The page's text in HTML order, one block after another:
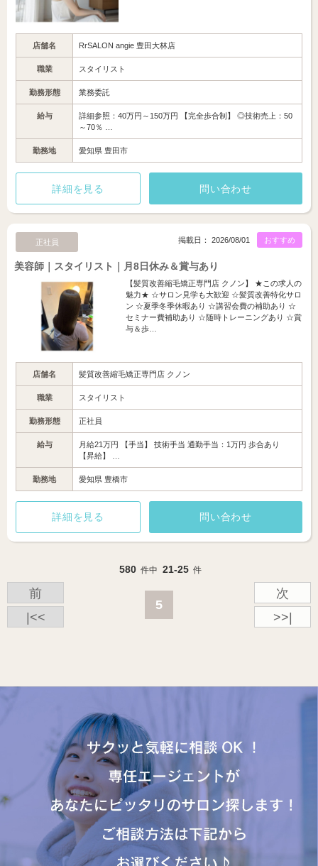
店舗名 RrSALON angie 豊田大林店
職業 スタイリスト
勤務形態 業務委託
給与
詳細参照：40万円～150万円 【完全歩合制】 ◎技術売上：50
～70％ …
勤務地 愛知県 豊田市
詳細を見る 問い合わせ
正社員 おすすめ
掲載日： 2026/08/01
美容師｜スタイリスト｜月8日休み＆賞与あり
【髪質改善縮毛矯正専門店 クノン】 ★この求人の
魅力★ ☆サロン見学も大歓迎 ☆髪質改善特化サロ
ン ☆夏季冬季休暇あり ☆講習会費の補助あり ☆
セミナー費補助あり ☆随時トレーニングあり ☆賞
与＆歩…
店舗名 髪質改善縮毛矯正専門店 クノン
職業 スタイリスト
勤務形態 正社員
給与
月給21万円 【手当】 技術手当 通勤手当：1万円 歩合あり
【昇給】 …
勤務地 愛知県 豊橋市
詳細を見る 問い合わせ
580 件中 21-25 件
|<<
前
5
次
>>|